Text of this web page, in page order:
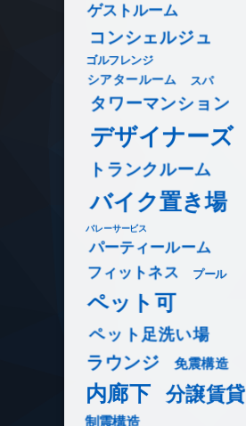
ゲストルーム
コンシェルジュ
ゴルフレンジ
シアタールーム スパ
タワーマンション
デザイナーズ
トランクルーム
バイク置き場
バレーサービス
パーティールーム
フィットネス プール
ペット可
ペット足洗い場
ラウンジ 免震構造
内廊下 分譲賃貸
制震構造